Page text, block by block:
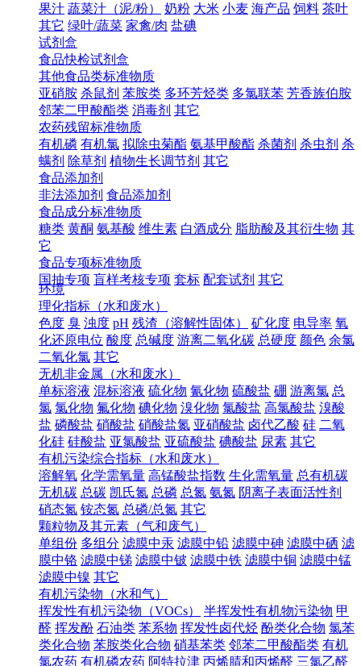
果汁 蔬菜汁（泥/粉） 奶粉 大米 小麦 海产品 饲料 茶叶
其它 绿叶/蔬菜 家禽/肉 盐碘
试剂盒
食品快检试剂盒
其他食品类标准物质
亚硝胺 杀鼠剂 苯胺类 多环芳烃类 多氯联苯 芳香族伯胺
邻苯二甲酸酯类 消毒剂 其它
农药残留标准物质
有机磷 有机氯 拟除虫菊酯 氨基甲酸酯 杀菌剂 杀虫剂 杀
螨剂 除草剂 植物生长调节剂 其它
食品添加剂
非法添加剂 食品添加剂
食品成分标准物质
糖类 黄酮 氨基酸 维生素 白酒成分 脂肪酸及其衍生物 其
它
食品专项标准物质
国抽专项 盲样考核专项 套标 配套试剂 其它
环境
理化指标（水和废水）
色度 臭 浊度 pH 残渣（溶解性固体） 矿化度 电导率 氧
化还原电位 酸度 总碱度 游离二氧化碳 总硬度 颜色 余氯
二氧化氯 其它
无机非金属（水和废水）
单标溶液 混标溶液 硫化物 氰化物 硫酸盐 硼 游离氯 总
氯 氯化物 氟化物 碘化物 溴化物 氯酸盐 高氯酸盐 溴酸
盐 磷酸盐 硝酸盐 硝酸盐氮 亚硝酸盐 卤代乙酸 硅 二氧
化硅 硅酸盐 亚氯酸盐 亚硫酸盐 碘酸盐 尿素 其它
有机污染综合指标（水和废水）
溶解氧 化学需氧量 高锰酸盐指数 生化需氧量 总有机碳
无机碳 总碳 凯氏氮 总磷 总氮 氨氮 阴离子表面活性剂
硝态氮 铵态氮 总磷/总氮 其它
颗粒物及其元素（气和废气）
单组份 多组分 滤膜中汞 滤膜中铅 滤膜中砷 滤膜中硒 滤
膜中铬 滤膜中锑 滤膜中铍 滤膜中铁 滤膜中铜 滤膜中锰
滤膜中镍 其它
有机污染物（水和气）
挥发性有机污染物（VOCs）
半挥发性有机物污染物 甲
醛 挥发酚 石油类 苯系物 挥发性卤代烃 酚类化合物 氯苯
类化合物 苯胺类化合物 硝基苯类 邻苯二甲酸酯类 有机
氯农药 有机磷农药 阿特拉津 丙烯腈和丙烯醛 三氯乙醛